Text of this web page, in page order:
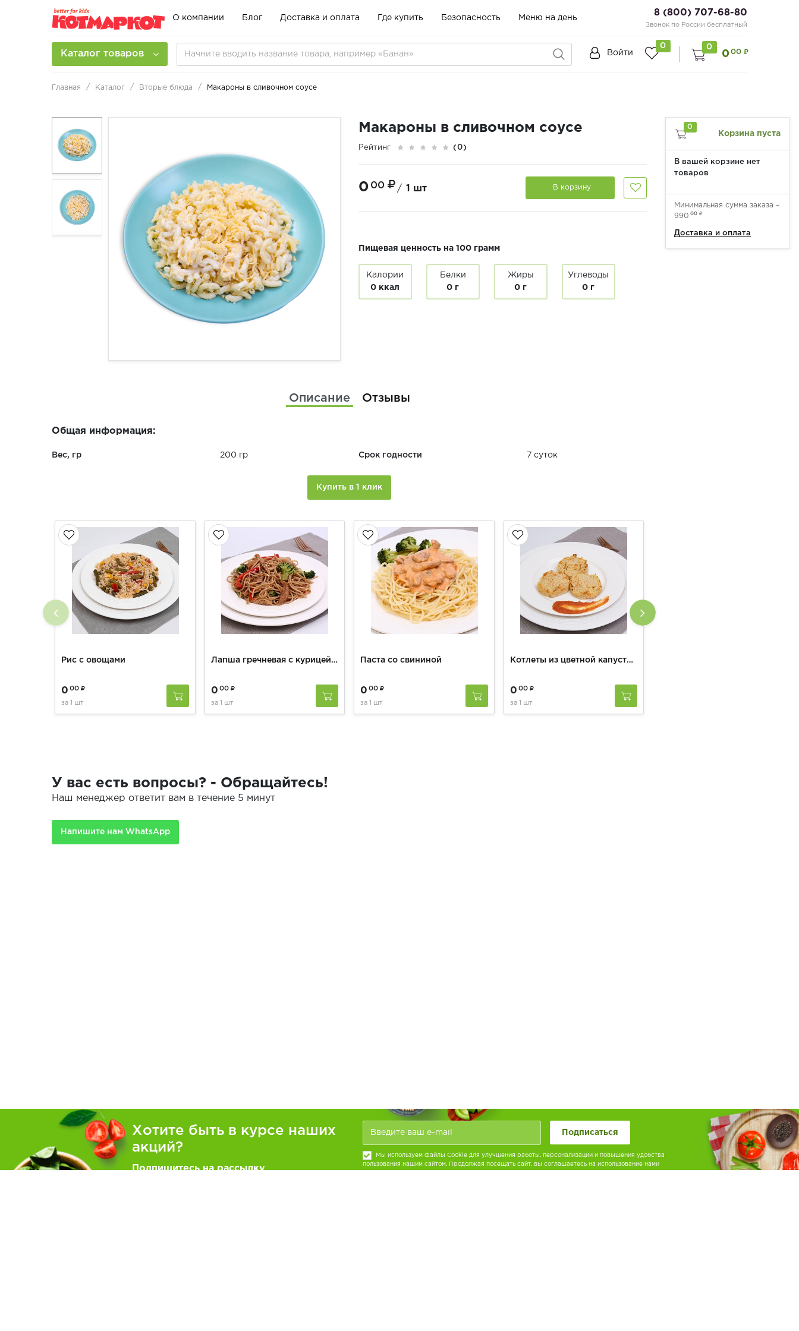
О компании Блог Доставка и оплата Где купить Безопасность Меню на день
8 (800) 707-68-80
Звонок по России бесплатный
Каталог товаров Войти
0 0
000
Главная Каталог Вторые блюда Макароны в сливочном соусе
Макароны в сливочном соусе
Рейтинг (0)
0 00 / 1 шт В корзину
Пищевая ценность на 100 грамм
Калории
0 ккал
Белки
0 г
Жиры
0 г
Углеводы
0 г
Описание Отзывы
Общая информация:
Вес, гр 200 гр Срок годности 7 суток
Купить в 1 клик
Рис с овощами
0 00
за 1 шт
Лапша гречневая с курицей и овощами
0 00
за 1 шт
Паста со свининой
0 00
за 1 шт
Котлеты из цветной капусты соусом из печеного перца
0 00
за 1 шт
У вас есть вопросы? - Обращайтесь!
Наш менеджер ответит вам в течение 5 минут
Напишите нам WhatsApp
0
Корзина пуста
В вашей корзине нет
товаров
Минимальная сумма заказа –
990 00
Доставка и оплата
Хотите быть в курсе наших
акций?
Подпишитесь на рассылку
Подписаться
Мы используем файлы Cookie для улучшения работы, персонализации и повышения удобства
пользования нашим сайтом. Продолжая посещать сайт, вы соглашаетесь на использование нами